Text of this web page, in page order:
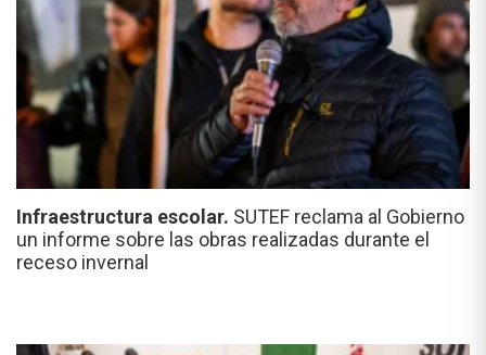
Infraestructura escolar. SUTEF reclama al Gobierno
un informe sobre las obras realizadas durante el
receso invernal